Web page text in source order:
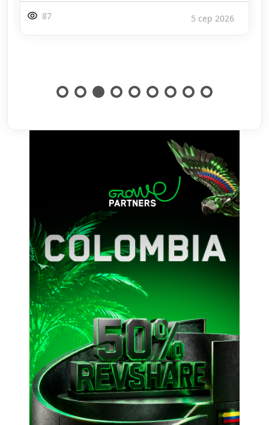
87 5 сер 2026